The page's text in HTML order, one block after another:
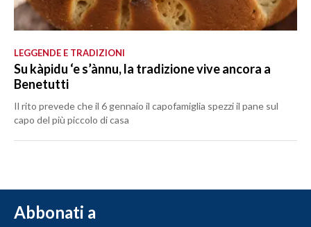
LEGGENDE E TRADIZIONI
Su kàpidu ‘e s’ànnu, la tradizione vive ancora a
Benetutti
Il rito prevede che il 6 gennaio il capofamiglia spezzi il pane sul
capo del più piccolo di casa
Abbonati a